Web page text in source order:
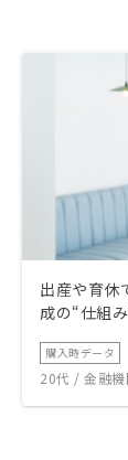
出産や育休
成の“仕組
購入時データ
20代 / 金融